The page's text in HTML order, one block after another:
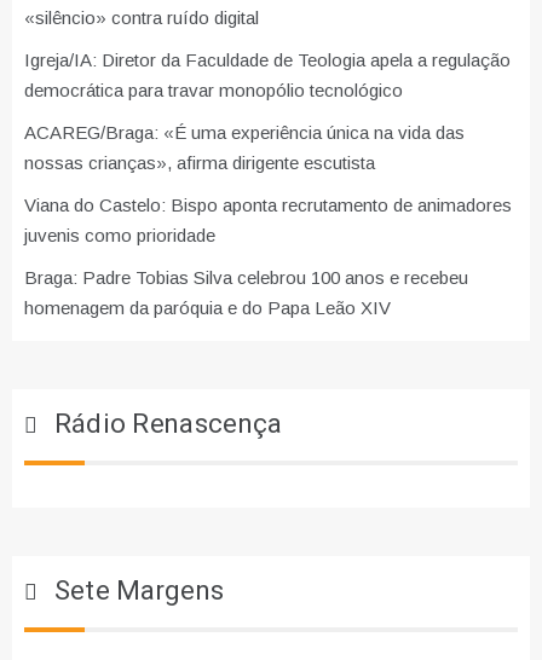
«silêncio» contra ruído digital
Igreja/IA: Diretor da Faculdade de Teologia apela a regulação
democrática para travar monopólio tecnológico
ACAREG/Braga: «É uma experiência única na vida das
nossas crianças», afirma dirigente escutista
Viana do Castelo: Bispo aponta recrutamento de animadores
juvenis como prioridade
Braga: Padre Tobias Silva celebrou 100 anos e recebeu
homenagem da paróquia e do Papa Leão XIV
Rádio Renascença
Sete Margens